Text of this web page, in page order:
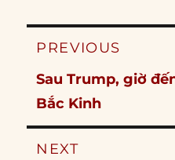
Post
PREVIOUS
Previous
post:
Sau Trump, giờ
Bắc Kinh
NEXT